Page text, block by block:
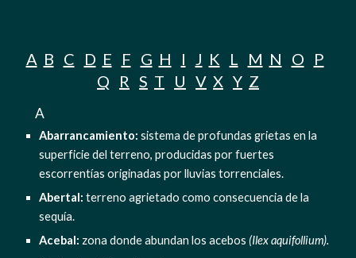
A B C D E F G H I J K L M N O
P
Q
R S T U V X Y Z
     A
Abarrancamiento: sistema de profundas grietas en la
superficie del terreno, producidas por fuertes
escorrentías originadas por lluvias torrenciales.
Abertal: terreno agrietado como consecuencia de la
sequía.
Acebal: zona donde abundan los acebos (Ilex aquifollium).